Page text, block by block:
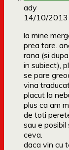
ady
14/10/2013
la mine
prea tare.
rana (si
in subiect),
se pare
vina
placut la
plus ca am
de toti
sau e posibil
ceva.
daca vin cu